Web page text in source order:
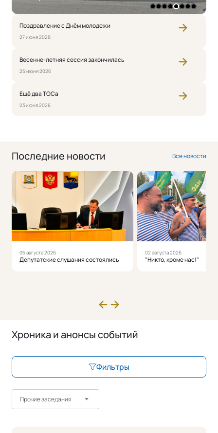
1 2 3 4 5 6 7 8
Поздравление с Днём молодежи
27 июня 2026
Весенне-летняя сессия закончилась
25 июня 2026
Ещё два ТОСа
23 июня 2026
Последние новости Все новости
05 августа 2026
Депутатские слушания состоялись
02 августа 2026
"Никто, кроме нас!"
Хроника и анонсы событий
Фильтры
Прочие заседания